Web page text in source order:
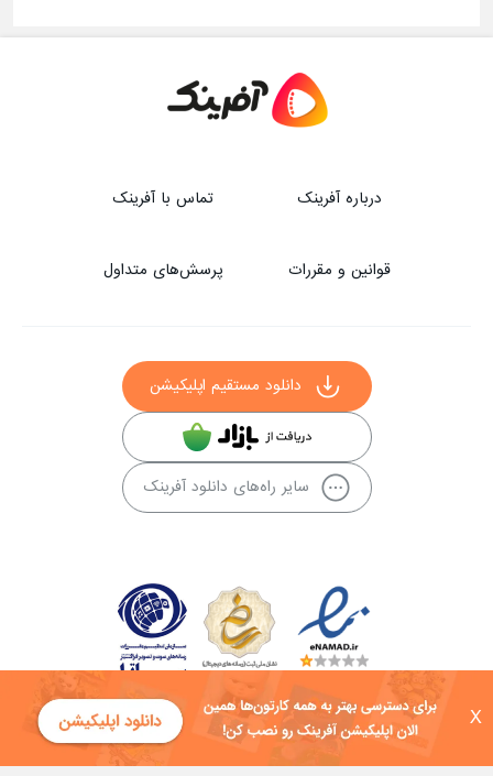
X
درباره آفرینک تماس با آفرینک
قوانین و مقررات پرسش‌های متداول
دانلود مستقیم اپلیکیشن
سایر راه‌های دانلود آفرینک
کلیه حقوق این سایت به شرکت توسعه فناوی هفت آسمان توکان تعلق دارد و